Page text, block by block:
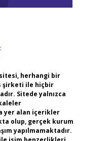
herhangi bir
şirketi ile hiçbir
Sitede yalnızca
yer alan içerikler
olup, gerçek kurum
yapılmamaktadır.